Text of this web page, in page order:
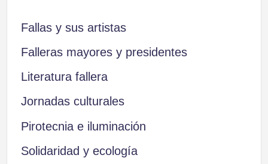
Fallas y sus artistas
Falleras mayores y presidentes
Literatura fallera
Jornadas culturales
Pirotecnia e iluminación
Solidaridad y ecología